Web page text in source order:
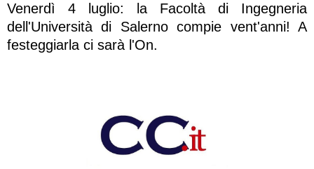
Venerdì 4 luglio: la Facoltà di Ingegneria
dell'Università di Salerno compie vent'anni! A
festeggiarla ci sarà l'On.